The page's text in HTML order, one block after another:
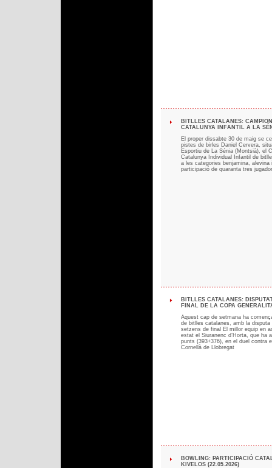
BITLLES CATALANES:
CATALUNYA INFANTIL A LA
El proper dissabte 30 de maig se
pistes de birles Daniel Cervera,
Esportiu de La Sénia (Montsià), el
Catalunya Individual Infantil de
a les categories benjamina, alevina
participació de quaranta tres
BITLLES CATALANES:
FINAL DE LA COPA
Aquest cap de setmana ha
de bitlles catalanes, amb la
setzens de final El millor equip en
estat el Siuranenc d’Horta, que ha
punts (393+376), en el duel contra
Cornellà de Llobregat
BOWLING: PARTICIPACIÓ
KIVELOS (22.05.2026)